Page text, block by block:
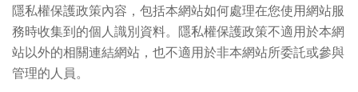
隱私權保護政策內容，包括本網站如何處理在您使用網站服
務時收集到的個人識別資料。隱私權保護政策不適用於本網
站以外的相關連結網站，也不適用於非本網站所委託或參與
管理的人員。